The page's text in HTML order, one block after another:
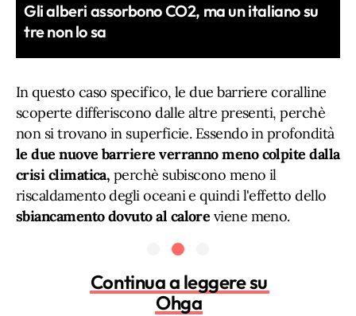
Gli alberi assorbono CO2, ma un italiano su
tre non lo sa
In questo caso specifico, le due barriere coralline
scoperte differiscono dalle altre presenti, perchè
non si trovano in superficie. Essendo in profondità
le due nuove barriere verranno meno colpite dalla
crisi climatica, perchè subiscono meno il
riscaldamento degli oceani e quindi l'effetto dello
sbiancamento dovuto al calore viene meno.
Continua a leggere su
Ohga